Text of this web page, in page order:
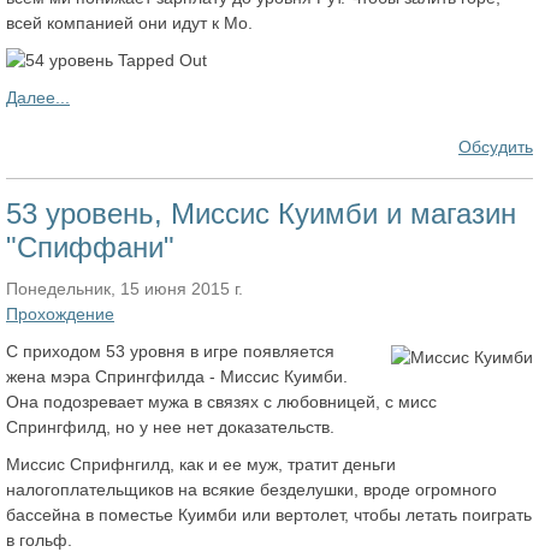
всей компанией они идут к Мо.
Далее...
Обсудить
53 уровень, Миссис Куимби и магазин
"Спиффани"
Понедельник, 15 июня 2015 г.
Прохождение
С приходом 53 уровня в игре появляется
жена мэра Спрингфилда - Миссис Куимби.
Она подозревает мужа в связях с любовницей, с мисс
Спрингфилд, но у нее нет доказательств.
Миссис Сприфнгилд, как и ее муж, тратит деньги
налогоплательщиков на всякие безделушки, вроде огромного
бассейна в поместье Куимби или вертолет, чтобы летать поиграть
в гольф.